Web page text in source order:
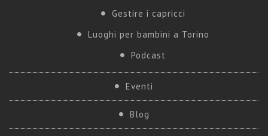
Gestire i capricci
Luoghi per bambini a Torino
Podcast
Eventi
Blog